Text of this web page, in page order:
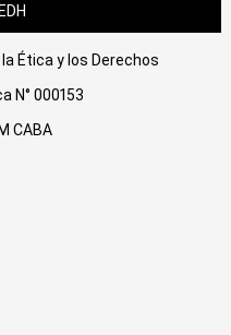
Ética y los Derechos
N° 000153
CABA